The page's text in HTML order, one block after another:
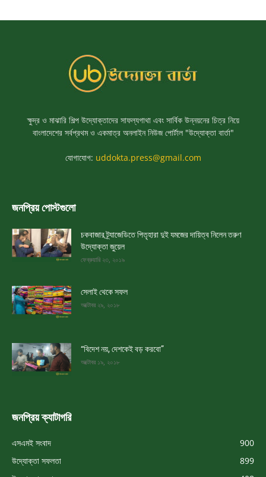
ক্ষুদ্র ও মাঝারি শিল্প উদ্যোক্তাদের সাফল্যগাথা এবং সার্বিক উন্নয়নের চিত্র নিয়ে
বাংলাদেশের সর্বপ্রথম ও একমাত্র অনলাইন নিউজ পোর্টাল "উদ্যোক্তা বার্তা"
যোগাযোগ: uddokta.press@gmail.com
জনপ্রিয় পোস্টগুলো
চকবাজার ট্র্যাজেডিতে পিতৃহারা দুই যমজের দায়িত্ব নিলেন তরুণ
উদ্যোক্তা জুয়েল
ফেব্রুয়ারি ২৩, ২০১৯
সেলাই থেকে সফল
অক্টোবর ২৯, ২০১৮
“বিদেশ নয়, দেশকেই বড় করবো”
অক্টোবর ১৯, ২০১৮
জনপ্রিয় ক্যাটাগরি
এসএমই সংবাদ
900
উদ্যোক্তা সফলতা
899